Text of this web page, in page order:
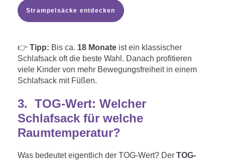
Strampelsäcke entdecken
👉 Tipp: Bis ca. 18 Monate ist ein klassischer
Schlafsack oft die beste Wahl. Danach profitieren
viele Kinder von mehr Bewegungsfreiheit in einem
Schlafsack mit Füßen.
3. TOG-Wert: Welcher
Schlafsack für welche
Raumtemperatur?
Was bedeutet eigentlich der TOG-Wert? Der TOG-